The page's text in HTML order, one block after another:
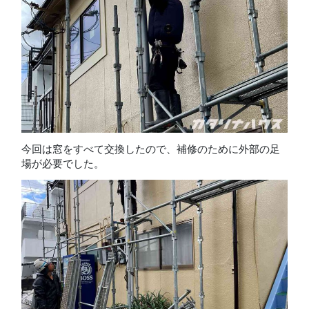
今回は窓をすべて交換したので、補修のために外部の足
場が必要でした。